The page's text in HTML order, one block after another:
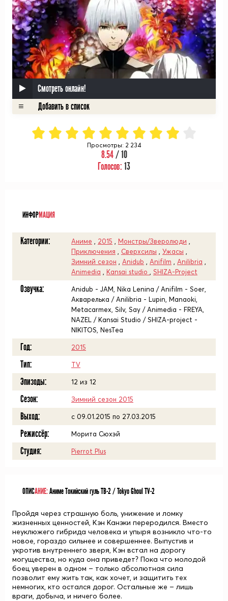
Смотреть онлайн!
Просмотры: 2 234
8.54/ 10
Голосов: 13
ИНФОРМАЦИЯ
Категории: Аниме 2015 Монстры/Зверолюди
Приключения
Сверхсилы Ужасы
Зимний сезон
Anidub Anifilm Anilibria
Animedia
Kansai studio SHIZA-Project
Озвучка:
Anidub - JAM, Nika Lenina / Anifilm - Soer,
Акварелька / Anilibria - Lupin, Manaoki,
Metacarmex, Silv, Say / Animedia - FREYA,
NAZEL / Kansai Studio / SHIZA-project -
NIKITOS, NesTea
Год: 2015
Тип: TV
Эпизоды: 12 из 12
Сезон: Зимний сезон 2015
Выход: c 09.01.2015 по 27.03.2015
Режиссёр: Морита Сюхэй
Студия: Pierrot Plus
ОПИСАНИЕ:Аниме Токийский гуль ТВ-2 / Tokyo Ghoul TV-2
Пройдя через страшную боль, унижение и ломку
жизненных ценностей, Кэн Канэки переродился. Вместо
неуклюжего гибрида человека и упыря возникло что-то
новое, гораздо сильнее и совершеннее. Выпустив и
укротив внутреннего зверя, Кэн встал на дорогу
могущества, но куда она приведет? Пока что молодой
боец уверен в одном – только абсолютная сила
позволит ему жить так, как хочет, и защитить тех
немногих, кто остался дорог. Остальные же – лишь
враги, добыча, и ничего более.